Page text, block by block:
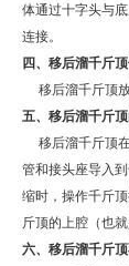
体通过十字头与
连接。
四、移后溜千斤顶
移后溜千斤顶放
五、移后溜千斤
移后溜千斤顶在
管和接头座导入
缩时，操作千斤
斤顶的上腔（也
六、移后溜千斤